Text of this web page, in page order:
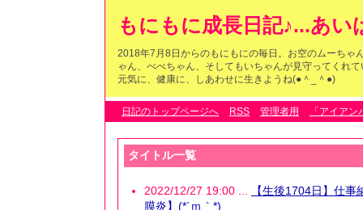
もにもに成長日記♪...あい
2018年7月8日からのもにもにの毎日。お空のムーちゃ
ゃん、べべちゃん、そしてもいちゃんが見守ってくれ
元気に、健康に、しあわせに生きようね(●＾_＾●)
日記のトップページへ RSS 管理者用 「アイア
タイトル一覧
2022/12/27 19:00 ...
【生後1704日】仕
膜炎】(*´ｍ｀*)